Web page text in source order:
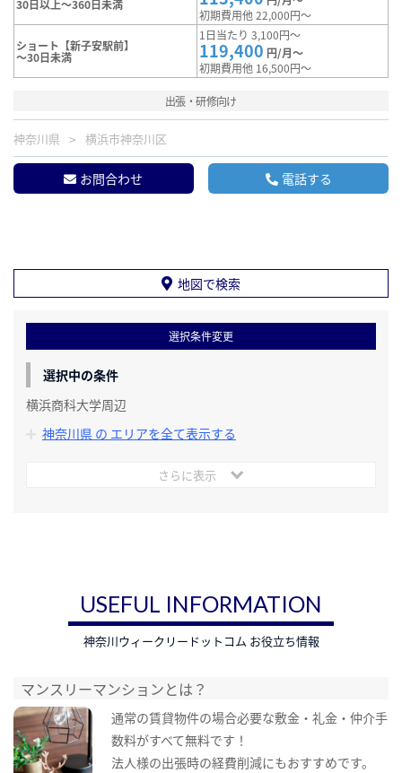
30日以上～360日未満
初期費用他 22,000円～
ショート【新子安駅前】
～30日未満
1日当たり 3,100円～
119,400 円/月～
初期費用他 16,500円～
出張・研修向け
神奈川県 横浜市神奈川区
お問合わせ 電話する
地図で検索
選択条件変更
選択中の条件
横浜商科大学周辺
神奈川県 の エリアを全て表示する
さらに表示
USEFUL INFORMATION
神奈川ウィークリードットコム お役立ち情報
マンスリーマンションとは？
通常の賃貸物件の場合必要な敷金・礼金・仲介手
数料がすべて無料です！
法人様の出張時の経費削減にもおすすめです。